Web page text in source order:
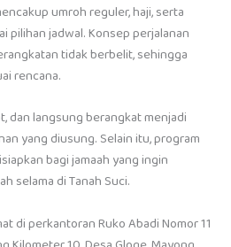
umroh reguler, haji, serta
pilihan jadwal. Konsep perjalanan
tidak berbelit, sehingga
rencana.
dan langsung berangkat menjadi
yang diusung. Selain itu, program
bagi jamaah yang ingin
selama di Tanah Suci.
di perkantoran Ruko Abadi Nomor 11